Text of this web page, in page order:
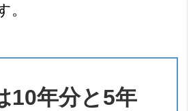
。
10年分と5年